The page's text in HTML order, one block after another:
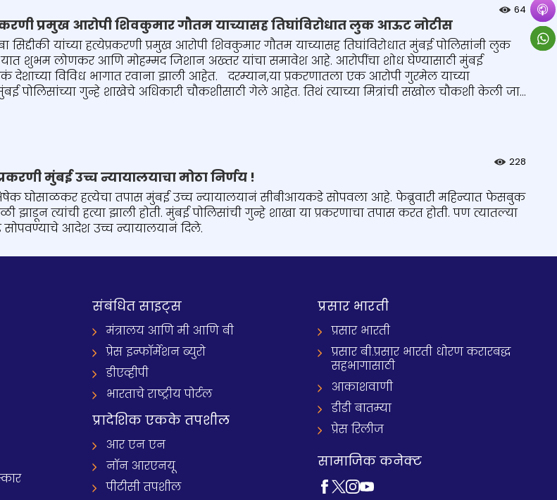
64
प्रमुख आरोपी शिवकुमार गौतम याच्यासह तिघांविरोधात लुक आऊट नोटीस
सिद्दीकी यांच्या हत्येप्रकरणी प्रमुख आरोपी शिवकुमार गौतम याच्यासह तिघांविरोधात मुंबई पोलिसांनी लुक
शुभम लोणकर आणि मोहम्मद जिशान अख्तर यांचा समावेश आहे. आरोपींचा शोध घेण्यासाठी मुंबई
देशाच्या विविध भागात रवाना झाली आहेत. दरम्यान,या प्रकरणातला एक आरोपी गुरमेल याच्या
पोलिसांच्या गुन्हे शाखेचे अधिकारी चौकशीसाठी गेले आहेत. तिथं त्याच्या मित्रांची सखोल चौकशी केली जा...
228
मुंबई उच्च न्यायालयाचा मोठा निर्णय !
घोसाळकर हत्येचा तपास मुंबई उच्च न्यायालयानं सीबीआयकडे सोपवला आहे. फेब्रुवारी महिन्यात फेसबुक
झाडून त्यांची हत्या झाली होती. मुंबई पोलिसांची गुन्हे शाखा या प्रकरणाचा तपास करत होती. पण त्यातल्या
आदेश उच्च न्यायालयानं दिले.
संबंधित साइट्स
मंत्रालय आणि मी आणि बी
प्रेस इन्फॉर्मेशन ब्युरो
डीएव्हीपी
भारताचे राष्ट्रीय पोर्टल
प्रादेशिक एकके तपशील
आर एन एन
नॉन आरएनयू
पीटीसी तपशील
प्रसार भारती
प्रसार भारती
प्रसार बी.प्रसार भारती धोरण करारबद्ध
सहभागासाठी
आकाशवाणी
डीडी बातम्या
प्रेस रिलीज
सामाजिक कनेक्ट